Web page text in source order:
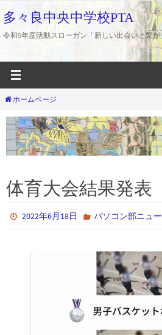
ン
テ
へ
ス
キ
プ
多々良中央中学校PTA
令和5年度活動スローガン「新しい出会いと繋
ホームページ
体育大会結果発表
2022年6月18日 パソコン部ニュ